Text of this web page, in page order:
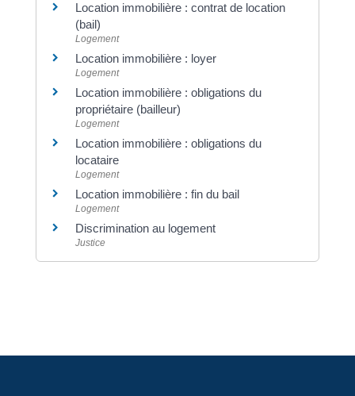
Location immobilière : contrat de location
(bail)
Logement
Location immobilière : loyer
Logement
Location immobilière : obligations du
propriétaire (bailleur)
Logement
Location immobilière : obligations du
locataire
Logement
Location immobilière : fin du bail
Logement
Discrimination au logement
Justice